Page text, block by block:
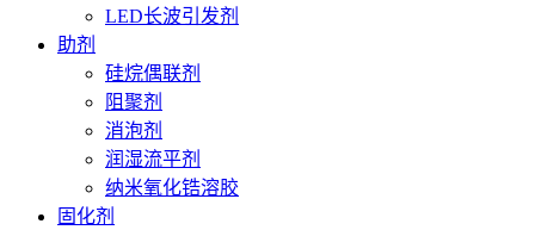
LED长波引发剂
助剂
硅烷偶联剂
阻聚剂
消泡剂
润湿流平剂
纳米氧化锆溶胶
固化剂